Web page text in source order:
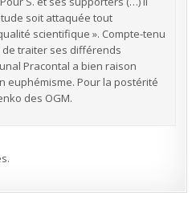
soit attaquée tout
scientifique ». Compte-tenu
traiter ses différends
Pracontal a bien raison
euphémisme. Pour la postérité
des OGM.